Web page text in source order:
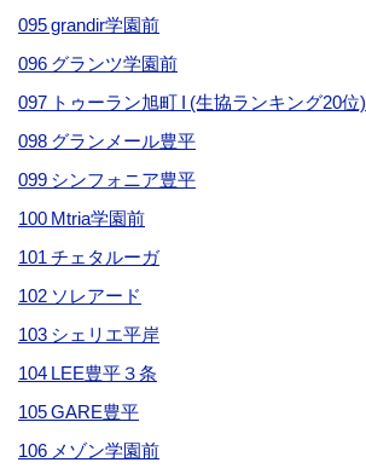
095 grandir学園前
096 グランツ学園前
097 トゥーラン旭町 I (生協ランキング20位)
098 グランメール豊平
099 シンフォニア豊平
100 Mtria学園前
101 チェタルーガ
102 ソレアード
103 シェリエ平岸
104 LEE豊平３条
105 GARE豊平
106 メゾン学園前